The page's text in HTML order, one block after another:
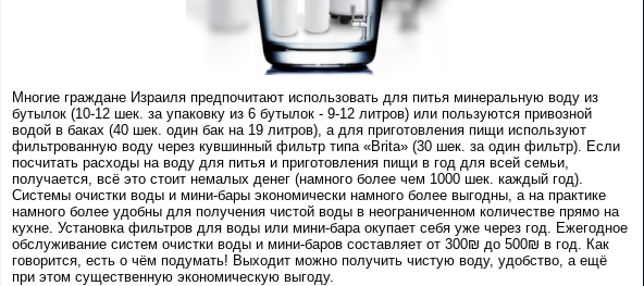
Многие граждане Израиля предпочитают использовать для питья минеральную воду из
бутылок (10-12 шек. за упаковку из 6 бутылок - 9-12 литров) или пользуются привозной
водой в баках (40 шек. один бак на 19 литров), а для приготовления пищи используют
фильтрованную воду через кувшинный фильтр типа «Brita» (30 шек. за один фильтр). Если
посчитать расходы на воду для питья и приготовления пищи в год для всей семьи,
получается, всё это стоит немалых денег (намного более чем 1000 шек. каждый год).
Системы очистки воды и мини-бары экономически намного более выгодны, а на практике
намного более удобны для получения чистой воды в неограниченном количестве прямо на
кухне. Установка фильтров для воды или мини-бара окупает себя уже через год. Ежегодное
обслуживание систем очистки воды и мини-баров составляет от 300₪ до 500₪ в год. Как
говорится, есть о чём подумать! Выходит можно получить чистую воду, удобство, а ещё
при этом существенную экономическую выгоду.